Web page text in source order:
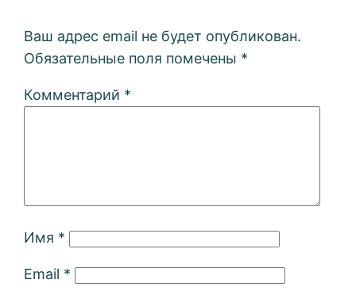
Ваш адрес email не будет опубликован.
Обязательные поля помечены *
Комментарий *
Имя *
Email *